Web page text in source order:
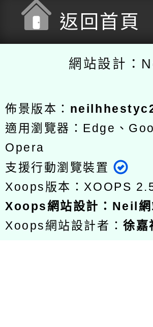
返回首頁
網站設計：
佈景版本：
適用瀏覽器：Edge、
Opera
支援行動瀏覽裝置
Xoops版本： XOOPS
Xoops網站設計 ： Neil網
Xoops網站設計者：徐